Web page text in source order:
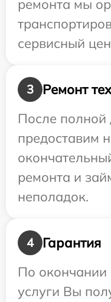
ремонта мы
сервисный
3
Ремонт
После полной
предоставим
ремонта и
неполадок.
4
Гарантия
По окончании
услуги Вы